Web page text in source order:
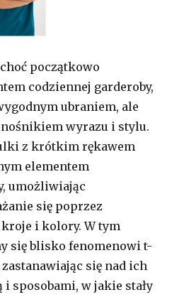
początkowo
codziennej garderoby,
ubraniem, ale
wyrazu i stylu.
z krótkim rękawem
elementem
umożliwiając
się poprzez
i kolory. W tym
się blisko fenomenowi t-
się nad ich
sposobami, w jakie stały